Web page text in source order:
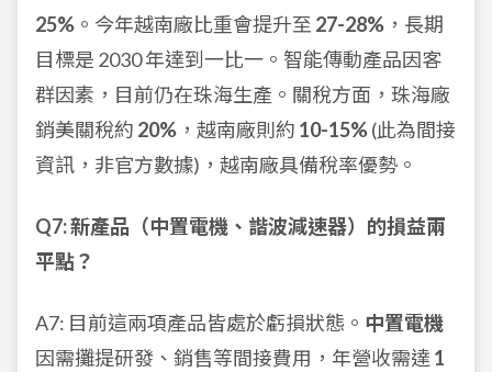
25% 。今年越南廠比重會提升至 27-28% ，長期
目標是 2030 年達到一比一。智能傳動產品因客
群因素，目前仍在珠海生產。關稅方面，珠海廠
銷美關稅約 20% ，越南廠則約 10-15%(此為間接
資訊，非官方數據)，越南廠具備稅率優勢。
Q7: 新產品（中置電機、諧波減速器）的損益兩
平點？
A7: 目前這兩項產品皆處於虧損狀態。 中置電機
因需攤提研發、銷售等間接費用，年營收需達 1